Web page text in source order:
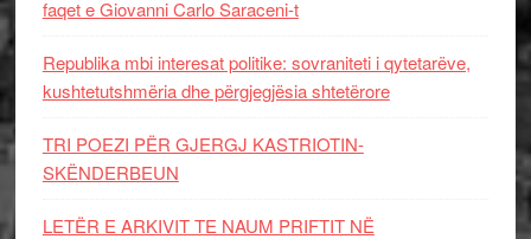
faqet e Giovanni Carlo Saraceni-t
Republika mbi interesat politike: sovraniteti i qytetarëve,
kushtetutshmëria dhe përgjegjësia shtetërore
TRI POEZI PËR GJERGJ KASTRIOTIN-
SKËNDERBEUN
LETËR E ARKIVIT TE NAUM PRIFTIT NË